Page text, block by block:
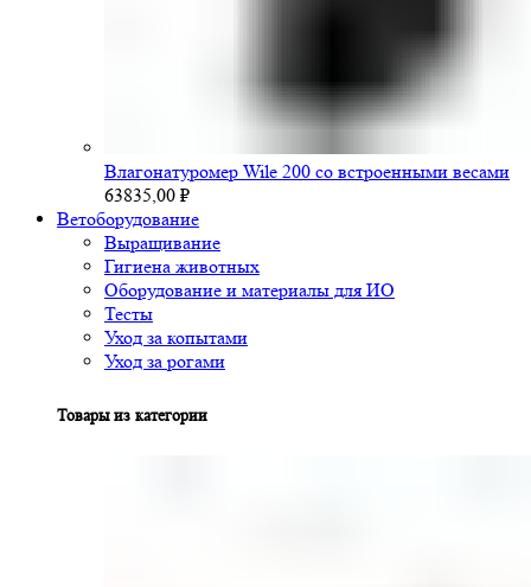
Влагонатуромер Wile 200 со встроенными весами
63835,00 ₽
Ветоборудование
Выращивание
Гигиена животных
Оборудование и материалы для ИО
Тесты
Уход за копытами
Уход за рогами
Товары из категории